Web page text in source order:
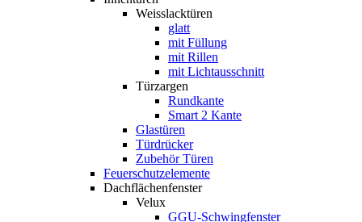
Weisslacktüren
glatt
mit Füllung
mit Rillen
mit Lichtausschnitt
Türzargen
Rundkante
Smart 2 Kante
Glastüren
Türdrücker
Zubehör Türen
Feuerschutzelemente
Dachflächenfenster
Velux
GGU-Schwingfenster